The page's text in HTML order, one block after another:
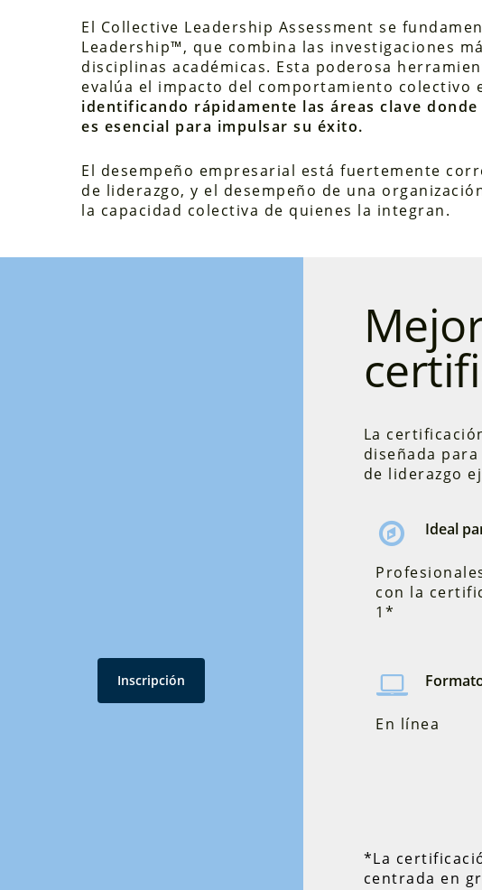
El Collective Leadership Assessment se
Leadership™, que combina las investigaciones
disciplinas académicas. Esta poderosa
evalúa el impacto del comportamiento colectivo
identificando rápidamente las áreas clave
es esencial para impulsar su éxito.
El desempeño empresarial está fuertemente
de liderazgo, y el desempeño de una
la capacidad colectiva de quienes la integran.
Inscripción
La
diseñada
de liderazgo
Ideal
con la
1*
En línea
*La
centrada en